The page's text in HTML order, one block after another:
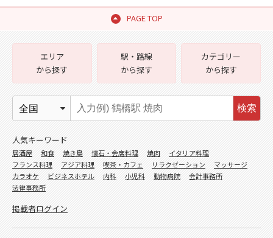
PAGE TOP
エリア
から探す
駅・路線
から探す
カテゴリー
から探す
検索
人気キーワード
居酒屋 和食 焼き鳥 懐石・会席料理 焼肉
イタリア料理
フランス料理
アジア料理 喫茶・カフェ リラクゼーション
マッサージ
カラオケ
ビジネスホテル 内科 小児科 動物病院
会計事務所
法律事務所
掲載者ログイン